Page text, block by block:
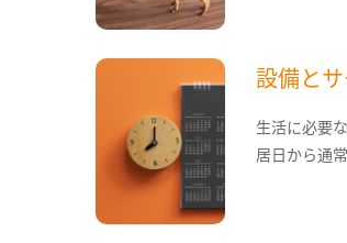
設備と
生活に必要
居日から通